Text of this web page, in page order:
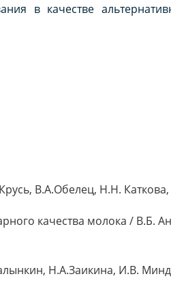
в качестве
В.А.Обелец, Н.Н.
качества молока / В.Б.
Н.А.Заикина, И.В.